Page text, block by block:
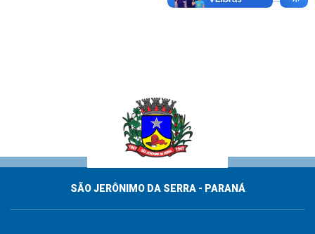
SÃO JERÔNIMO DA SERRA - PARANÁ